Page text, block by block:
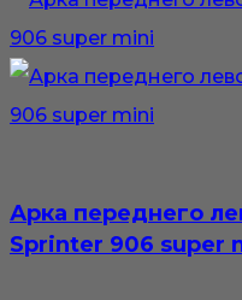
Арка переднего
Sprinter 906 super